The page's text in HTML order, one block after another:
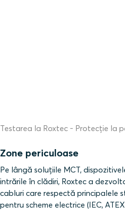
Testarea la Roxtec - Protecție la
Zone periculoase
Pe lângă soluțiile MCT,
intrările în clădiri, Roxtec a
cabluri care respectă principalele
pentru scheme electrice (IEC,